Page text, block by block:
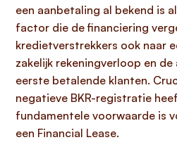
een aanbetaling al bekend is
factor die de financiering
kredietverstrekkers ook naar
zakelijk rekeningverloop en
eerste betalende klanten.
negatieve BKR-registratie
fundamentele voorwaarde is
een Financial Lease.